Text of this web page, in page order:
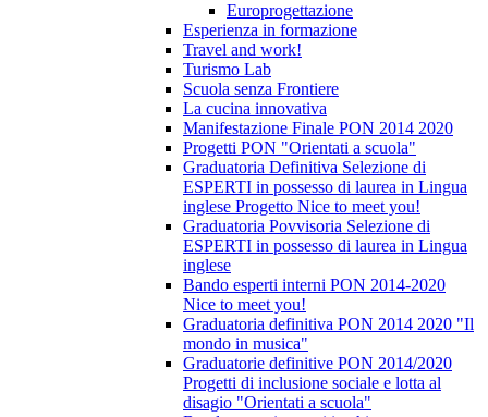
Europrogettazione
Esperienza in formazione
Travel and work!
Turismo Lab
Scuola senza Frontiere
La cucina innovativa
Manifestazione Finale PON 2014 2020
Progetti PON "Orientati a scuola"
Graduatoria Definitiva Selezione di
ESPERTI in possesso di laurea in Lingua
inglese Progetto Nice to meet you!
Graduatoria Povvisoria Selezione di
ESPERTI in possesso di laurea in Lingua
inglese
Bando esperti interni PON 2014-2020
Nice to meet you!
Graduatoria definitiva PON 2014 2020 "Il
mondo in musica"
Graduatorie definitive PON 2014/2020
Progetti di inclusione sociale e lotta al
disagio "Orientati a scuola"